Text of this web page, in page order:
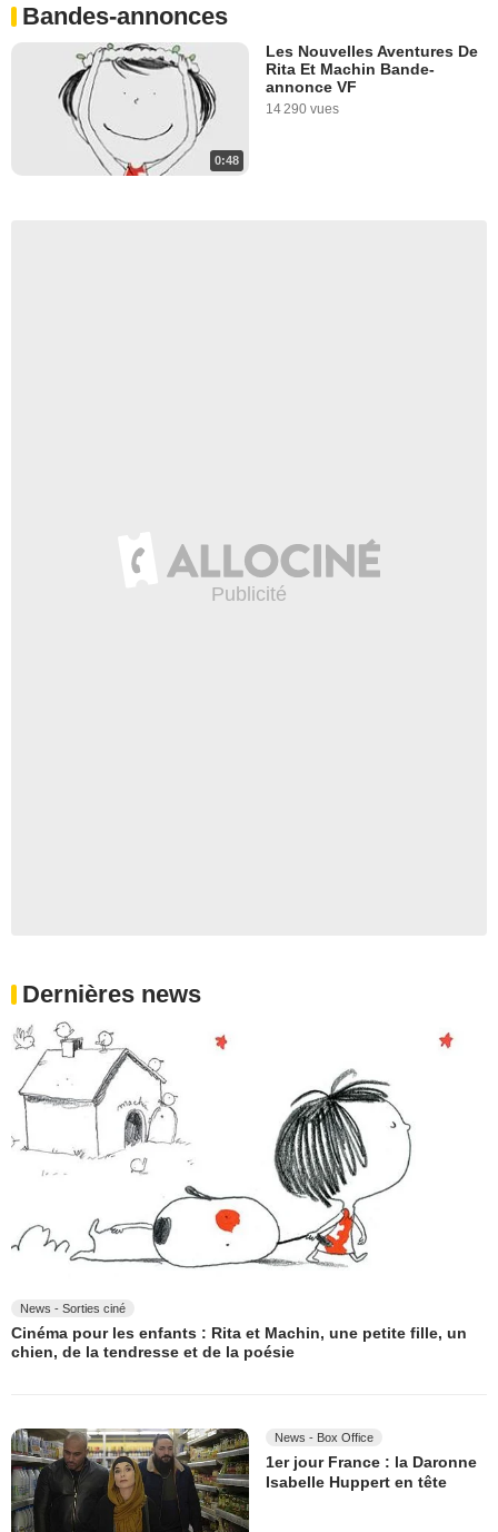
Bandes-annonces
0:48
Les Nouvelles Aventures De
Rita Et Machin Bande-
annonce VF
14 290 vues
Dernières news
News - Sorties ciné
Cinéma pour les enfants : Rita et Machin, une petite fille, un
chien, de la tendresse et de la poésie
News - Box Office
1er jour France : la Daronne
Isabelle Huppert en tête